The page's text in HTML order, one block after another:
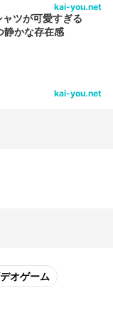
kai-you.net
ャツが可愛すぎる
静かな存在感
kai-you.net
オゲーム